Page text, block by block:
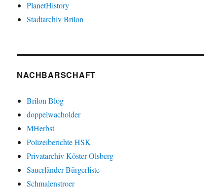
PlanetHistory
Stadtarchiv Brilon
NACHBARSCHAFT
Brilon Blog
doppelwacholder
MHerbst
Polizeiberichte HSK
Privatarchiv Köster Olsberg
Sauerländer Bürgerliste
Schmalenstroer